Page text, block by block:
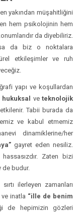
yakından müşahitliğini
hem psikolojinin hem
da diyebiliriz.
da biz o noktalara
etkileşimler ve ruh
yapı ve koşullardan
hukuksal ve teknolojik
Tabii burada da
ve kabul etmemiz
dinamiklerine/her
gayret eden nesiliz.
Zaten bizi
de budur.
ilerleyen zamanları
inatla “ille de benim
de hepimizin gözleri